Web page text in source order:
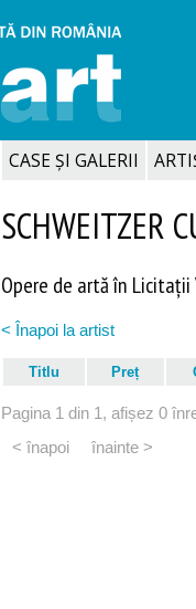
CASE ȘI GALERII
SCHWEITZER
Opere de artă în
< Înapoi la artist
Titlu Preț
Pagina 1 din 1, afișez 0
< înapoi
înainte >